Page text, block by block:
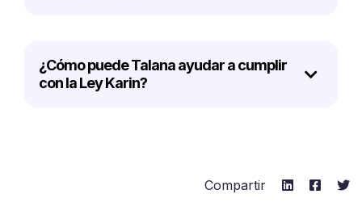
¿Cómo puede Talana ayudar a cumplir
con la Ley Karin?
Compartir